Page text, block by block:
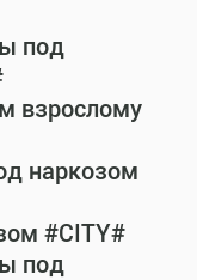
под
взрослому
наркозом
#CITY#
под